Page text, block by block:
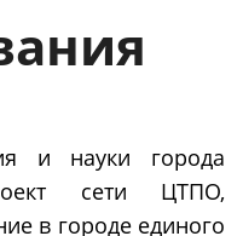
и науки города
сети ЦТПО,
в городе единого